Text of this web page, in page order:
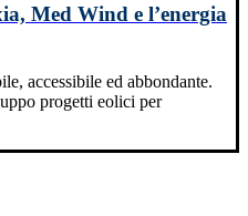
Med Wind e l’energia
accessibile ed abbondante.
progetti eolici per